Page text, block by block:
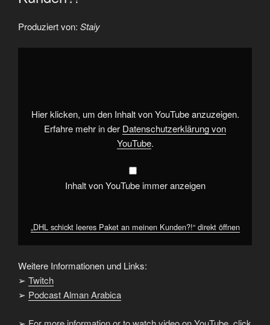
Produziert von: Staiy
„DHL
von
YouTube
anzeigen
Hier klicken, um den Inhalt von YouTube anzuzeigen.
Erfahre mehr in der Datenschutzerklärung von
YouTube.
Inhalt von YouTube immer anzeigen
„DHL schickt leeres Paket an meinen Kunden?!“ direkt öffnen
Weitere Informationen und Links:
➢ Twitch
➢ Podcast Alman Arabica